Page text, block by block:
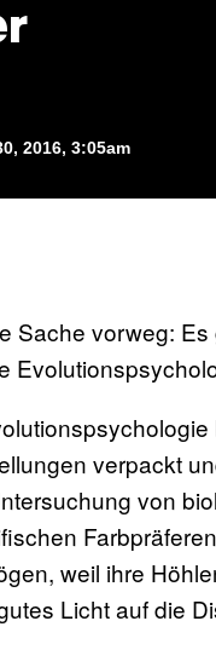
2016, 3:05am
Sache vorweg:
verpackt
von
weil ihre
Licht auf die